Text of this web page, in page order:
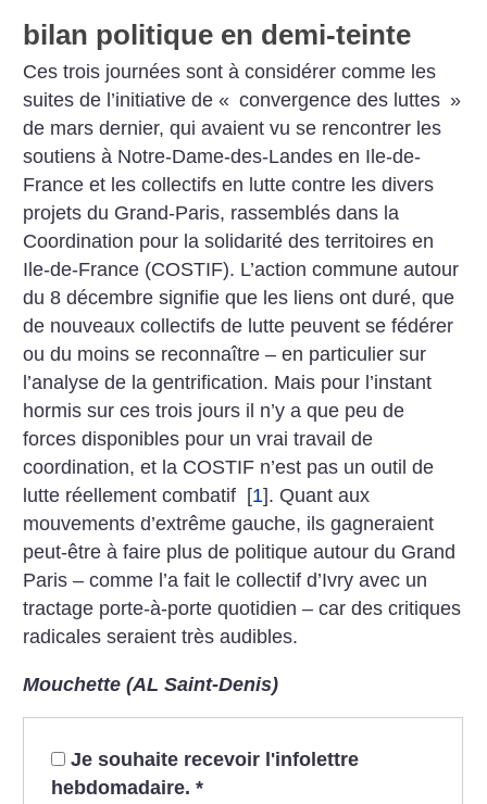
bilan politique en demi-teinte
Ces trois journées sont à considérer comme les
suites de l’initiative de « convergence des luttes »
de mars dernier, qui avaient vu se rencontrer les
soutiens à Notre-Dame-des-Landes en Ile-de-
France et les collectifs en lutte contre les divers
projets du Grand-Paris, rassemblés dans la
Coordination pour la solidarité des territoires en
Ile-de-France (COSTIF). L’action commune autour
du 8 décembre signifie que les liens ont duré, que
de nouveaux collectifs de lutte peuvent se fédérer
ou du moins se reconnaître – en particulier sur
l’analyse de la gentrification. Mais pour l’instant
hormis sur ces trois jours il n’y a que peu de
forces disponibles pour un vrai travail de
coordination, et la COSTIF n’est pas un outil de
lutte réellement combatif [1]. Quant aux
mouvements d’extrême gauche, ils gagneraient
peut-être à faire plus de politique autour du Grand
Paris – comme l’a fait le collectif d’Ivry avec un
tractage porte-à-porte quotidien – car des critiques
radicales seraient très audibles.
Mouchette (AL Saint-Denis)
Je souhaite recevoir l'infolettre
hebdomadaire. *